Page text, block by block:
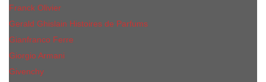
Franck Olivier
Gerald Ghislain Histoires de Parfums
Gianfranco Ferre
Giorgio Armani
Givenchy